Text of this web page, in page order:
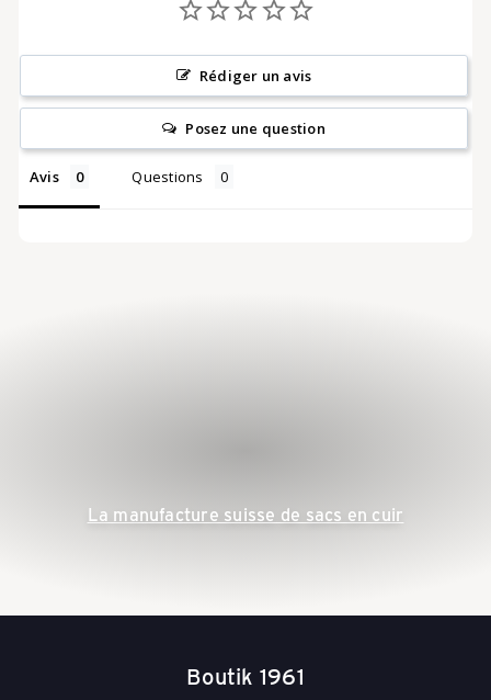
c
k
-
Rédiger un avis
Posez une question
Avis Questions
La manufacture suisse de sacs en cuir
Boutik 1961